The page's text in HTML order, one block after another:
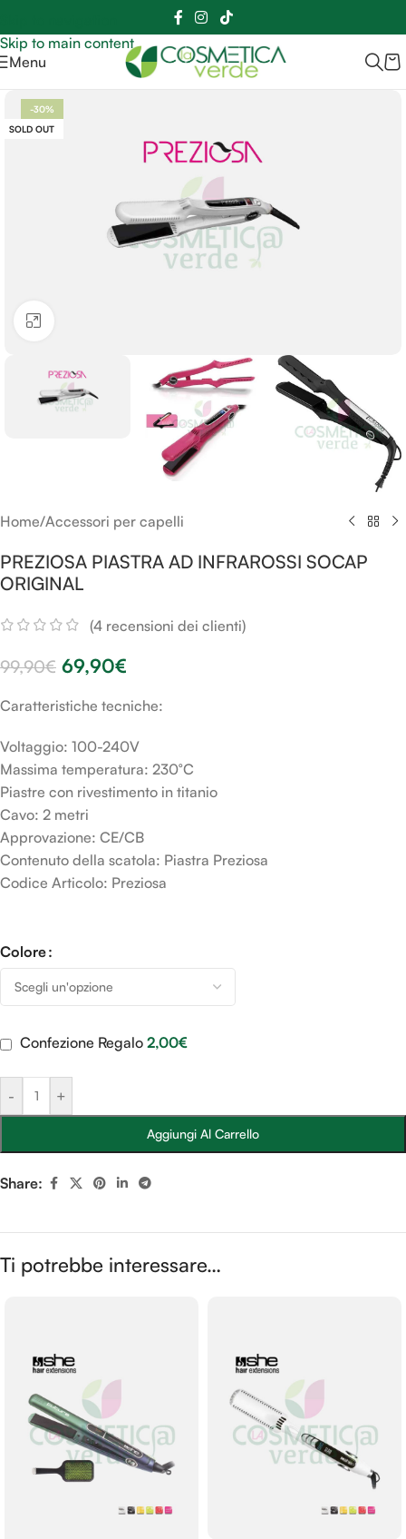
Skip to main content
Sei hai domande contattaci 📲3341056025 - 3886572748
Menu
-30%
SOLD OUT
Home/Accessori per capelli
PREZIOSA PIASTRA AD INFRAROSSI SOCAP
ORIGINAL
(4 recensioni dei clienti)
99,90€ 69,90€
Caratteristiche tecniche:
Voltaggio: 100-240V
Massima temperatura: 230°C
Piastre con rivestimento in titanio
Cavo: 2 metri
Approvazione: CE/CB
Contenuto della scatola: Piastra Preziosa
Codice Articolo: Preziosa
Colore
- +
Aggiungi Al Carrello
Confezione Regalo 2,00€
Share:
Ti potrebbe interessare…